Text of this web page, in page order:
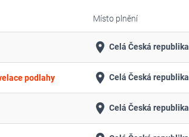
Místo plnění
place Celá Česká republika
podlahy place Celá Česká republika
place Celá Česká republika